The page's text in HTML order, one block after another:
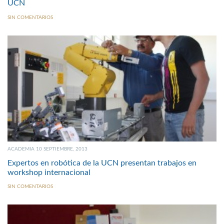
UCN
SIN COMENTARIOS
ACADEMIA 10 SEPTIEMBRE, 2013
Expertos en robótica de la UCN presentan trabajos en
workshop internacional
SIN COMENTARIOS